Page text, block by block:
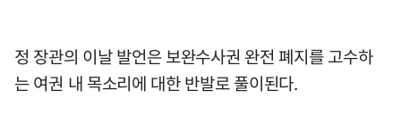
정 장관의 이날 발언은 보완수사권 완전 폐지를 고수하
는 여권 내 목소리에 대한 반발로 풀이된다.